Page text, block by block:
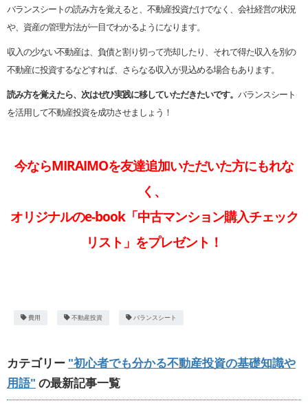
バランスシートの読み方を覚えると、不動産投資だけでなく、会社経営の状況
や、資産の管理方法が一目でわかるようになります。
収入の少ない不動産は、負債と割り切って売却したり、それで得た収入を別の
不動産に投資するなどすれば、さらなる収入が見込める場合もあります。
読み方を覚えたら、次はぜひ実践に移していただきたいです。 バランスシート
を活用して不動産投資を成功させましょう！
今ならMIRAIMOを友達追加いただいた方にもれな
く、
オリジナルのe-book「中古マンション購入チェック
リスト」をプレゼント！
費用 不動産投資 バランスシート
カテゴリー "初心者でも分かる不動産投資の基礎知識や
用語" の最新記事一覧